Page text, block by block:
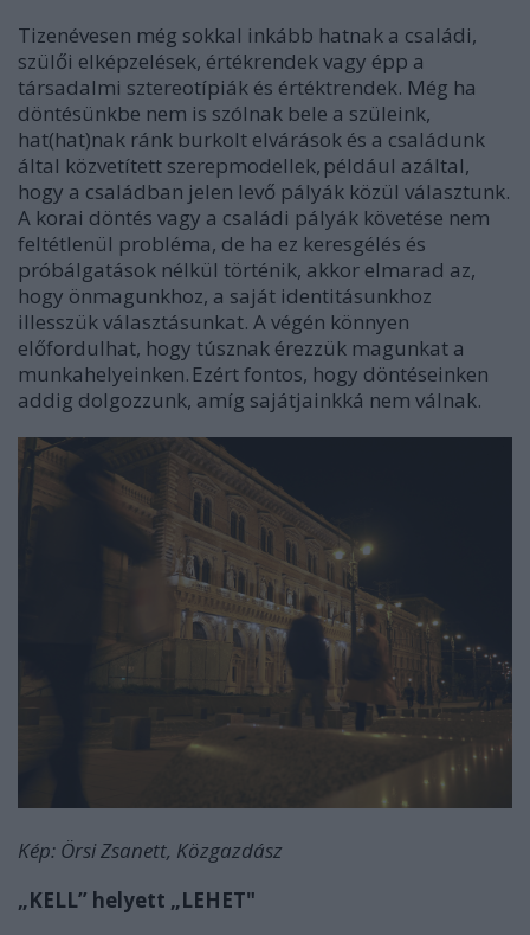
Tizenévesen még sokkal inkább hatnak a családi,
szülői elképzelések, értékrendek vagy épp a
társadalmi sztereotípiák és értéktrendek. Még ha
döntésünkbe nem is szólnak bele a szüleink,
hat(hat)nak ránk burkolt elvárások és a családunk
által közvetített szerepmodellek, például azáltal,
hogy a családban jelen levő pályák közül választunk.
A korai döntés vagy a családi pályák követése nem
feltétlenül probléma, de ha ez keresgélés és
próbálgatások nélkül történik, akkor elmarad az,
hogy önmagunkhoz, a saját identitásunkhoz
illesszük választásunkat. A végén könnyen
előfordulhat, hogy túsznak érezzük magunkat a
munkahelyeinken. Ezért fontos, hogy döntéseinken
addig dolgozzunk, amíg sajátjainkká nem válnak.
Kép: Örsi Zsanett, Közgazdász
„KELL” helyett „LEHET"